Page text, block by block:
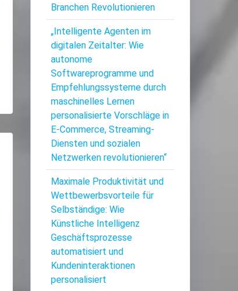
Branchen Revolutionieren
„Intelligente Agenten im
digitalen Zeitalter: Wie
autonome
Softwareprogramme und
Empfehlungssysteme durch
maschinelles Lernen
personalisierte Vorschläge in
E-Commerce, Streaming-
Diensten und sozialen
Netzwerken revolutionieren“
Maximale Produktivität und
Wettbewerbsvorteile für
Selbständige: Wie
Künstliche Intelligenz
Geschäftsprozesse
automatisiert und
Kundeninteraktionen
personalisiert